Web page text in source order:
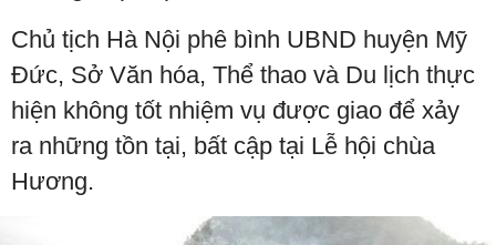
Chủ tịch Hà Nội phê bình UBND huyện Mỹ
Đức, Sở Văn hóa, Thể thao và Du lịch thực
hiện không tốt nhiệm vụ được giao để xảy
ra những tồn tại, bất cập tại Lễ hội chùa
Hương.